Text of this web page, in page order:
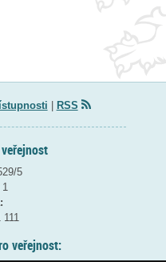
RSS
5
1
111
veřejnost: